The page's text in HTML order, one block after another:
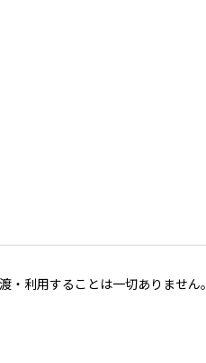
利用することは一切ありません。